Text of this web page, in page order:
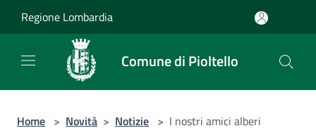
Regione Lombardia
Comune di Pioltello
Home > Novità > Notizie > I nostri amici alberi